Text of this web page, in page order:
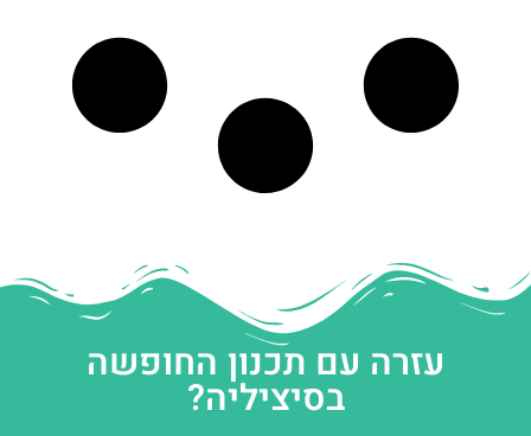
עזרה עם תכנון החופשה
בסיציליה?